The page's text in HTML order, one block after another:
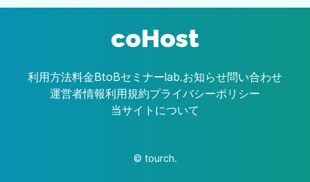
coHost
利用方法料金BtoBセミナーlab.お知らせ問い合わせ
運営者情報利用規約プライバシーポリシー
当サイトについて
© tourch.